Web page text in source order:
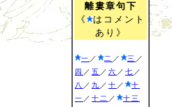
離婁章句下
《
はコメント
あり》
一 ／ 二 ／ 三 ／
四 ／ 五 ／ 六 ／ 七 ／
八 ／ 九 ／ 十 ／
十
一 ／ 十二 ／
十三